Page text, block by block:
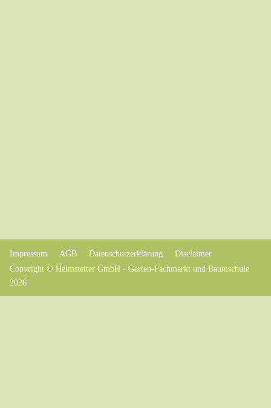
Impressum AGB Datenschutzerklärung
Disclaimer
Copyright © Helmstetter GmbH - Garten-Fachmarkt und Baumschule
2026